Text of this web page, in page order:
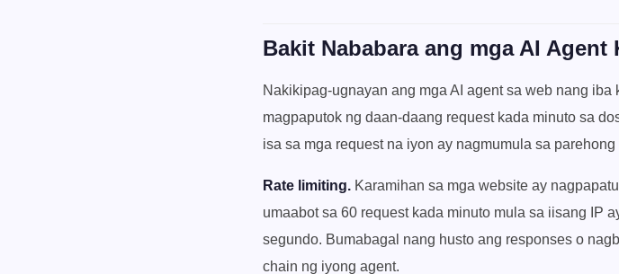
Bakit Nababara ang mga AI
Nakikipag-ugnayan ang mga AI agent sa web nang
magpaputok ng daan-daang request kada minuto sa
isa sa mga request na iyon ay nagmumula sa parehong
Rate limiting. Karamihan sa mga website ay
umaabot sa 60 request kada minuto mula sa iisang IP
segundo. Bumabagal nang husto ang responses o
chain ng iyong agent.